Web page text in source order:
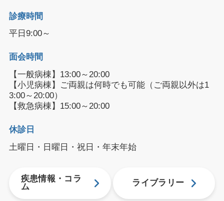
診療時間
平日9:00～
面会時間
【一般病棟】13:00～20:00
【小児病棟】ご両親は何時でも可能（ご両親以外は1
3:00～20:00）
【救急病棟】15:00～20:00
休診日
土曜日・日曜日・祝日・年末年始
疾患情報・コラ
ム
ライブラリー